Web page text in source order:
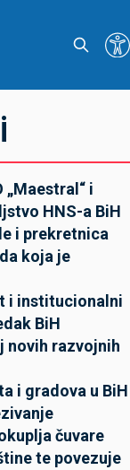
„Maestral“ i
HNS-a BiH
i prekretnica
koja je
i institucionalni
BiH
novih razvojnih
i gradova u BiH
čuvare
te povezuje